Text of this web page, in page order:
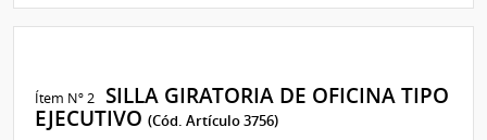
Ítem Nº 2
SILLA GIRATORIA DE OFICINA TIPO
EJECUTIVO(Cód. Artículo 3756)